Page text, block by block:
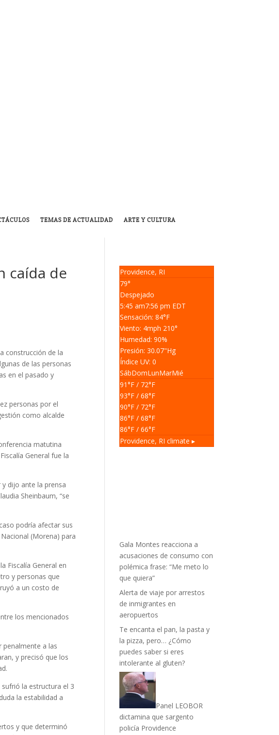
TEMAS DE ACTUALIDAD ARTE Y CULTURA
caída de
construcción de la
de las personas
en el pasado y
personas por el
como alcalde
matutina
General fue la
dijo ante la prensa
Sheinbaum, “se
podría afectar sus
(Morena) para
Fiscalía General en
y personas que
a un costo de
los mencionados
penalmente a las
y precisó que los
la estructura el 3
la estabilidad a
y que determinó
Providence, RI
79°
Despejado
5:45 am7:56 pm EDT
Sensación: 84°F
Viento: 4mph 210°
Humedad: 90%
Presión: 30.07"Hg
Índice UV: 0
SábDomLunMarMié
91°F / 72°F
93°F / 68°F
90°F / 72°F
86°F / 68°F
86°F / 66°F
Providence, RI climate ▸
Gala Montes reacciona a
acusaciones de consumo con
polémica frase: “Me meto lo
que quiera”
Alerta de viaje por arrestos
de inmigrantes en
aeropuertos
Te encanta el pan, la pasta y
la pizza, pero… ¿Cómo
puedes saber si eres
intolerante al gluten?
Panel LEOBOR
dictamina que sargento
policía Providence